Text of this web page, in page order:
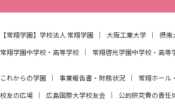
【常翔学園】 学校法人 常翔学園 大阪工業大学
摂南
常翔学園中学校・高等学校
常翔啓光学園中学校・高等
これからの学園 事業報告書・財務状況
常翔ホール
校友の広場
広島国際大学校友会 公的研究費の責任